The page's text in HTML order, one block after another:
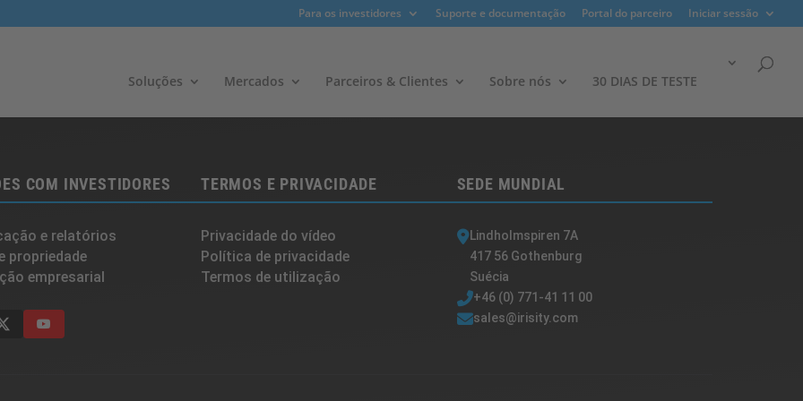
Para os investidores Suporte e documentação Portal do parceiro Iniciar sessão
Soluções Mercados Parceiros & Clientes​ Sobre nós 30 DIAS DE TESTE
COM INVESTIDORES
e relatórios
propriedade
empresarial
TERMOS E PRIVACIDADE
Privacidade do vídeo
Política de privacidade
Termos de utilização
SEDE MUNDIAL
Lindholmspiren 7A
417 56 Gothenburg
Suécia
+46 (0) 771-41 11 00
sales@irisity.com